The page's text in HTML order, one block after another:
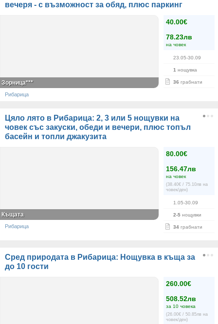
вечеря - с възможност за обяд, плюс паркинг
40.00€
78.23лв
на човек
23.05-30.09
1 нощувка
36 грабнати
Зорница***
Рибарица
Цяло лято в Рибарица: 2, 3 или 5 нощувки на
човек със закуски, обеди и вечери, плюс топъл
басейн и топли джакузита
80.00€
156.47лв
на човек
(38.40€ / 75.10лв на
човек/ден)
1.05-30.09
2-5 нощувки
34 грабнати
Къщата
Рибарица
Сред природата в Рибарица: Нощувка в къща за
до 10 гости
260.00€
508.52лв
за 10 човека
(26.00€ / 50.85лв на
човек/ден)